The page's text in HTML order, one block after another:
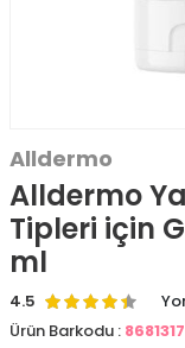
Alldermo
Alldermo
Tipleri için
ml
4.5
Ürün Barkodu :